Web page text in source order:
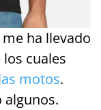
ha llevado
cuales
motos.
algunos.